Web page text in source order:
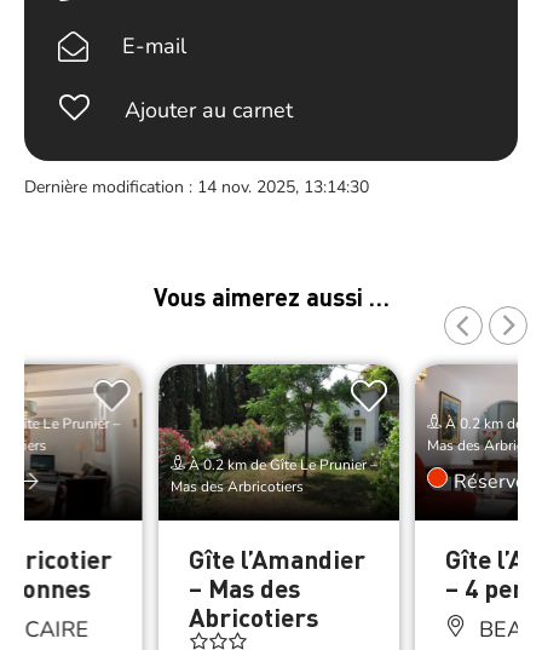
E-mail
Ajouter au carnet
Dernière modification : 14 nov. 2025, 13:14:30
Vous aimerez aussi …
Gîte Le Prunier –
À 0.2 km de Gîte Le Prunier –
Mas des Arbricotiers
Gîte l’Amandier
– Mas des
Abricotiers
À 0.2 km de
Mas des
Réserver
Gîte
– 4